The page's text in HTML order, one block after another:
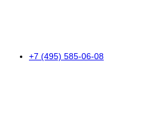
+7 (495) 585-06-08